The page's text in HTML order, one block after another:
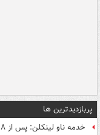
پربازدیدترین ها
خدمه ناو لینکلن: پس از ۸ ماه حضور در دریا خسته و درمانده‌ شدیم